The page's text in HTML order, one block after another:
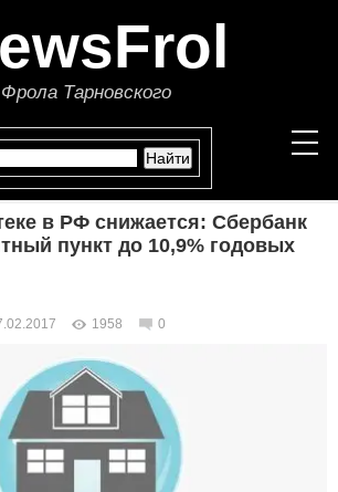
Тарновского
НОВОСТИ
ЭКОНОМИКА
В МИРЕ
в РФ снижается: Сбербанк
пункт до 10,9% годовых
1958 0